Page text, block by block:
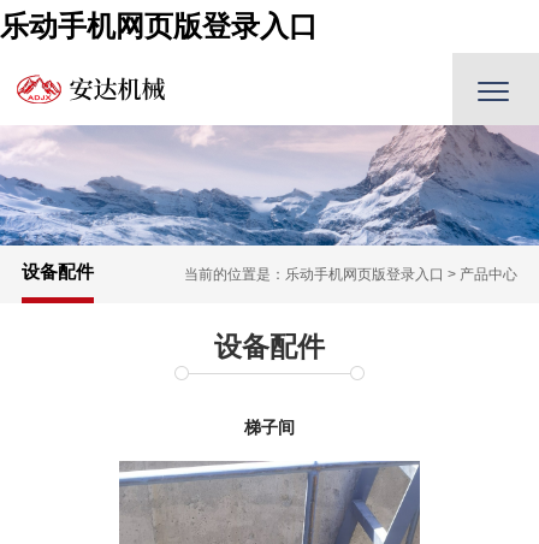
乐动手机网页版登录入口
设备配件 当前的位置是： 乐动手机网页版登录入口 > 产品中心
设备配件
梯子间